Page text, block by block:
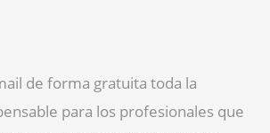
de forma gratuita toda la
para los profesionales que